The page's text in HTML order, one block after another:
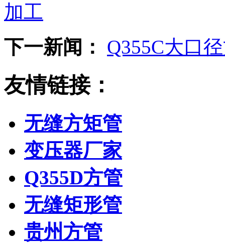
加工
下一新闻：
Q355C大口
友情链接：
无缝方矩管
变压器厂家
Q355D方管
无缝矩形管
贵州方管